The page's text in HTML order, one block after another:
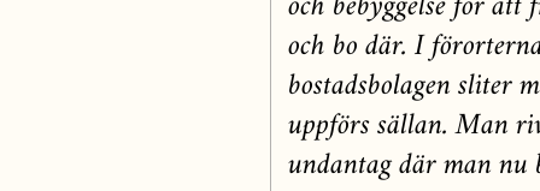
och bebyggelse för att
och bo där. I
bostadsbolagen sliter
uppförs sällan. Man
undantag där man nu